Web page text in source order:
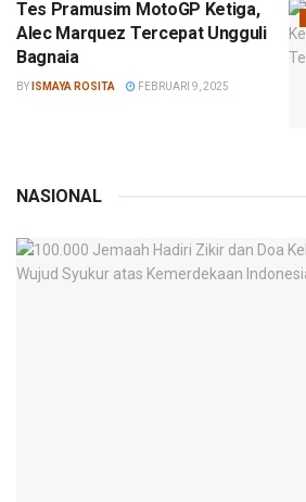
Tes Pramusim MotoGP Ketiga,
Alec Marquez Tercepat Ungguli
Bagnaia
BY ISMAYA ROSITA FEBRUARI 9, 2025
NASIONAL